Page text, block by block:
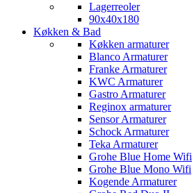
Lagerreoler
90x40x180
Køkken & Bad
Køkken armaturer
Blanco Armaturer
Franke Armaturer
KWC Armaturer
Gastro Armaturer
Reginox armaturer
Sensor Armaturer
Schock Armaturer
Teka Armaturer
Grohe Blue Home Wifi
Grohe Blue Mono Wifi
Kogende Armaturer